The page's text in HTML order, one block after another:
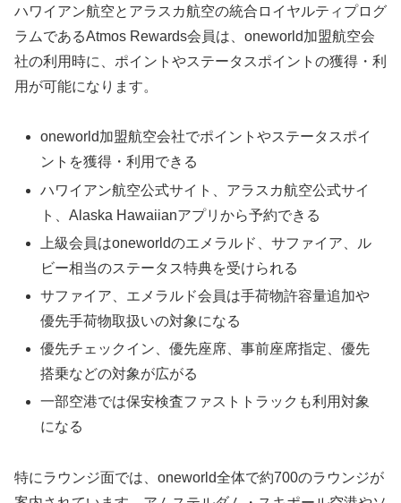
ハワイアン航空とアラスカ航空の統合ロイヤルティプログ
ラムであるAtmos Rewards会員は、oneworld加盟航空会
社の利用時に、ポイントやステータスポイントの獲得・利
用が可能になります。
oneworld加盟航空会社でポイントやステータスポイ
ントを獲得・利用できる
ハワイアン航空公式サイト、アラスカ航空公式サイ
ト、Alaska Hawaiianアプリから予約できる
上級会員はoneworldのエメラルド、サファイア、ル
ビー相当のステータス特典を受けられる
サファイア、エメラルド会員は手荷物許容量追加や
優先手荷物取扱いの対象になる
優先チェックイン、優先座席、事前座席指定、優先
搭乗などの対象が広がる
一部空港では保安検査ファストトラックも利用対象
になる
特にラウンジ面では、oneworld全体で約700のラウンジが